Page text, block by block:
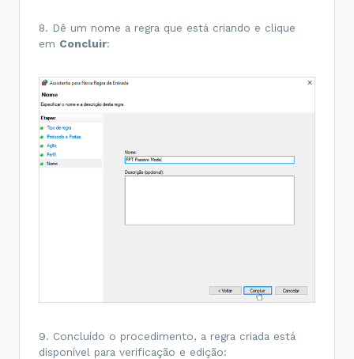
8. Dê um nome a regra que está criando e clique
em Concluir:
9. Concluído o procedimento, a regra criada está
disponível para verificação e edição: